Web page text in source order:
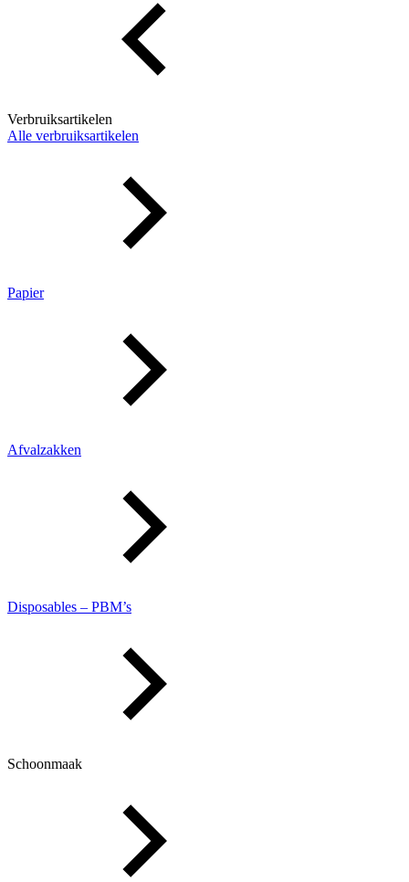
Verbruiksartikelen
Alle verbruiksartikelen
Papier
Afvalzakken
Disposables – PBM’s
Schoonmaak